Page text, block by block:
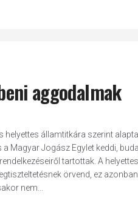
aggodalmak
államtitkára szerint
Magyar Jogász Egylet keddi,
tartottak. A
örvend, ez
nem...